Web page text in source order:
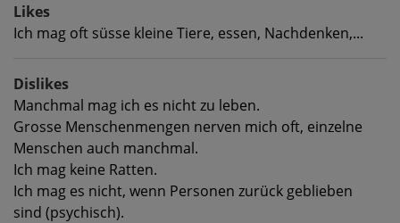
Likes
Ich mag oft süsse kleine Tiere, essen, Nachdenken,...
Dislikes
Manchmal mag ich es nicht zu leben.
Grosse Menschenmengen nerven mich oft, einzelne
Menschen auch manchmal.
Ich mag keine Ratten.
Ich mag es nicht, wenn Personen zurück geblieben
sind (psychisch).